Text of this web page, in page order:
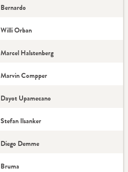
Bernardo
Willi Orban
Marcel Halstenberg
Marvin Compper
Dayot Upamecano
Stefan Ilsanker
Diego Demme
Bruma